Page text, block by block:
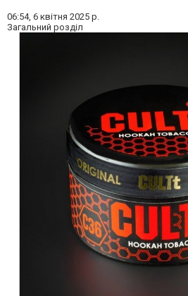
06:54, 6 квітня 2025 р.
Загальний розділ